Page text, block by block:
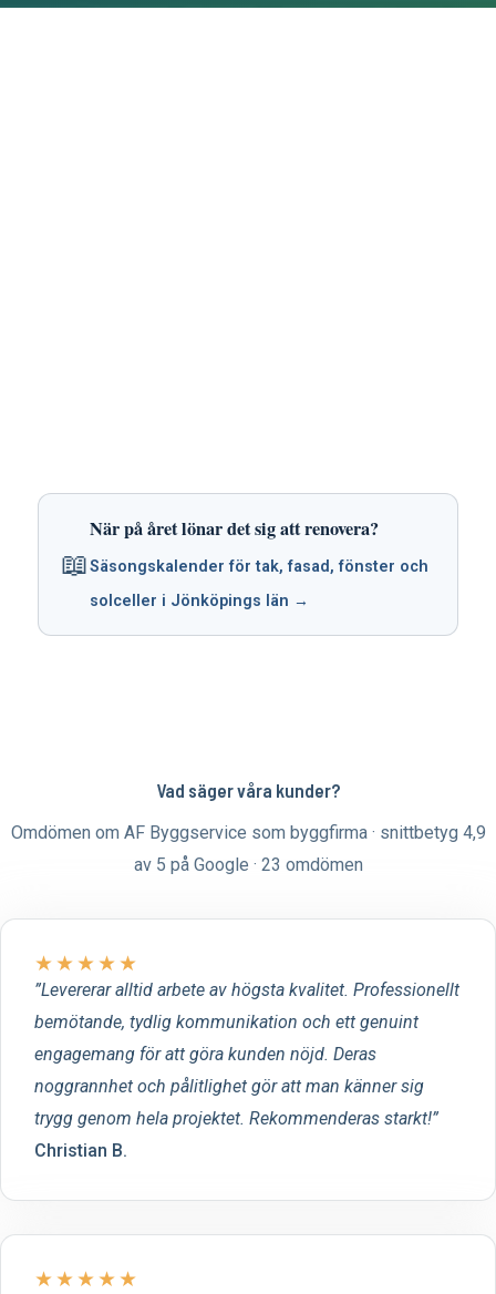
📖
När på året lönar det sig att renovera?
Säsongskalender för tak, fasad, fönster och
solceller i Jönköpings län →
Vad säger våra kunder?
Omdömen om AF Byggservice som byggfirma · snittbetyg 4,9
av 5 på Google · 23 omdömen
★★★★★
Levererar alltid arbete av högsta kvalitet. Professionellt
bemötande, tydlig kommunikation och ett genuint
engagemang för att göra kunden nöjd. Deras
noggrannhet och pålitlighet gör att man känner sig
trygg genom hela projektet. Rekommenderas starkt!
Christian B.
★★★★★